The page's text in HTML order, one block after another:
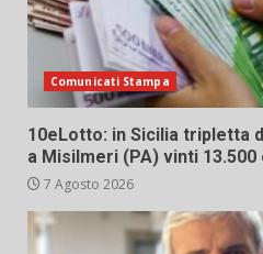
Comunicati Stampa
10eLotto: in Sicilia tripletta
a Misilmeri (PA) vinti 13.500
7 Agosto 2026